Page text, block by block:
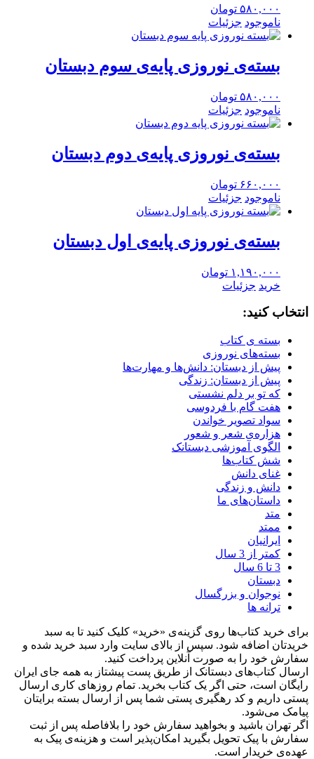
۵۸۰,۰۰۰ تومان
ناموجود جزئیات
بسته‌ی نوروزی پایه‌‌ی سوم دبستان
۵۸۰,۰۰۰ تومان
ناموجود جزئیات
بسته‌ی نوروزی پایه‌‌ی دوم دبستان
۶۶۰,۰۰۰ تومان
ناموجود جزئیات
بسته‌ی نوروزی پایه‌‌ی اول دبستان
۱,۱۹۰,۰۰۰ تومان
خرید جزئیات
انتخاب کنید:
بسته ی کتاب
بسته‌های نوروزی
پیش‌ از دبستان: دانش‌ها و مهارت‌ها
پیش از دبستان: زندگی
که تو بر دلم نشستی
هفت گام با فردوسی
سواد تصویر خواندن
هزاره‌ی شعر و شعور
الگوی آموزشی دبستانک
شش کتاب‌ها
غنای دانش
دانش و زندگی
داستان‌های ما
متد
ممتد
ایرانیان
کمتر از 3 سال
3 تا 6 سال
دبستان
نوجوان و بزرگسال
ترانه ها
برای خرید کتاب‌ها روی گزینه‌ی «خرید» کلیک کنید تا به سبد
خریدتان اضافه شود. سپس از بالای سایت وارد سبد خرید شده و
سفارش خود را به صورت آنلاین پرداخت کنید.
ارسال کتاب‌های دبستانک از طریق پست پیشتاز به همه جای ایران
رایگان است، حتی اگر یک کتاب بخرید. تمام روزهای کاری ارسال
پستی داریم و کد رهگیری پستی شما پس از ارسال بسته برایتان
پیامک می‌شود.
اگر تهران باشید و بخواهید سفارش خود را بلافاصله پس از ثبت
سفارش با پیک تحویل بگیرید امکان‌پذیر است و هزینه‌ی پیک به
عهده‌ی خریدار است.